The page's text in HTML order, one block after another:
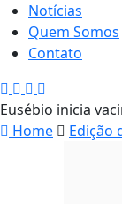
Notícias
Quem Somos
Contato
Eusébio inicia
Home
Edição